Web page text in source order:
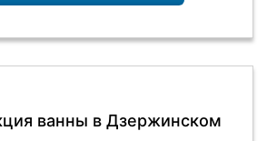
ванны в Дзержинском